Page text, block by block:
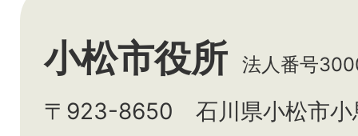
小松市役所 法人番号
〒923-8650 石川県小松市小